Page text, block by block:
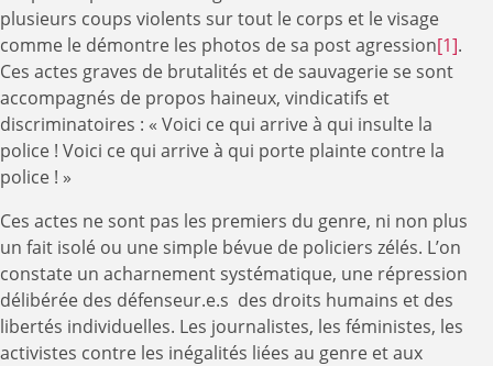
plusieurs coups violents sur tout le corps et le visage
comme le démontre les photos de sa post agression[1].
Ces actes graves de brutalités et de sauvagerie se sont
accompagnés de propos haineux, vindicatifs et
discriminatoires : « Voici ce qui arrive à qui insulte la
police ! Voici ce qui arrive à qui porte plainte contre la
police ! »
Ces actes ne sont pas les premiers du genre, ni non plus
un fait isolé ou une simple bévue de policiers zélés. L’on
constate un acharnement systématique, une répression
délibérée des défenseur.e.s des droits humains et des
libertés individuelles. Les journalistes, les féministes, les
activistes contre les inégalités liées au genre et aux